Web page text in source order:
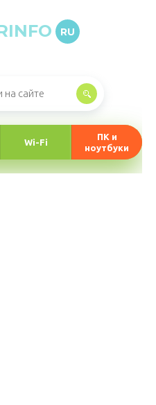
RU
Wi-Fi
ПК и
ноутбуки